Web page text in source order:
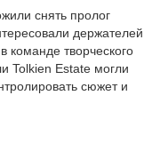
снять пролог
держателей
команде творческого
Tolkien Estate могли
сюжет и